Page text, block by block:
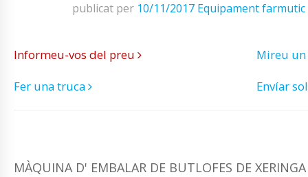
publicat per 10/11/2017 Equipament farmutic
Informeu-vos del preu
Mireu
Fer una truca
Envíar
MÀQUINA D' EMBALAR DE BUTLOFES DE